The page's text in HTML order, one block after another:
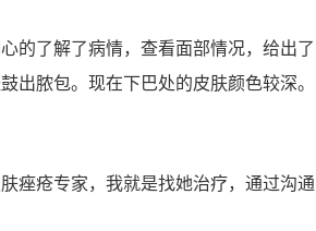
的了解了病情，查看面部情况，给出了
出脓包。现在下巴处的皮肤颜色较深。
痤疮专家，我就是找她治疗，通过沟通